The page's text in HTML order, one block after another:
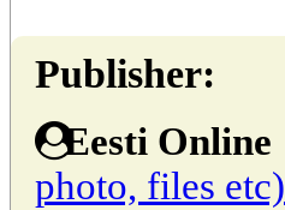
Publisher:
Eesti Online
photo, files etc)